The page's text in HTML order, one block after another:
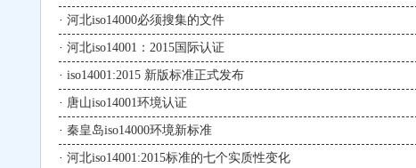
· 河北iso14000必须搜集的文件
· 河北iso14001：2015国际认证
· iso14001:2015 新版标准正式发布
· 唐山iso14001环境认证
· 秦皇岛iso14000环境新标准
· 河北iso14001:2015标准的七个实质性变化